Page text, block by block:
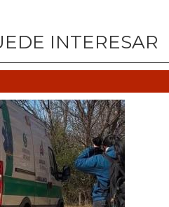
INTERESAR